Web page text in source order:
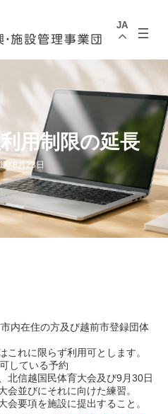
JA
用制限の延長
年8月23日
在住の方及び越前市登録団体
これに限らず利用可とします。
している予約
北信越国民体育大会及び9月30日
会並びにそれに向けた練習。
会要項を施設に提出すること。